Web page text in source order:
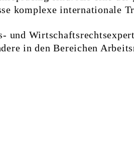
komplexe inter­nationale
und
in den Bereichen